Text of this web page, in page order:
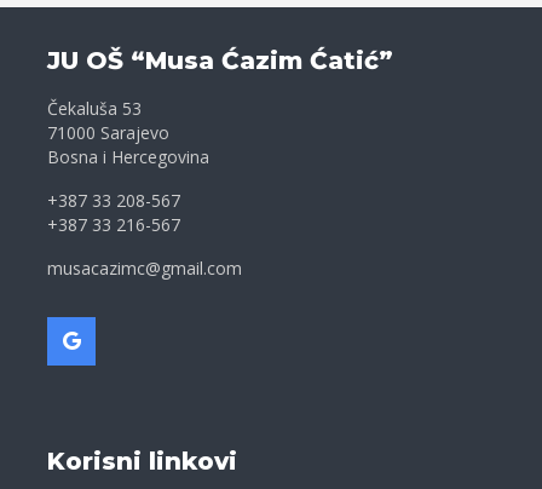
JU OŠ “Musa Ćazim Ćatić”
Čekaluša 53
71000 Sarajevo
Bosna i Hercegovina
+387 33 208-567
+387 33 216-567
musacazimc@gmail.com
Korisni linkovi